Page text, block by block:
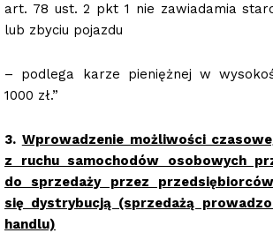
art. 78 ust. 2 pkt 1 nie zawiadamia
lub zbyciu pojazdu
– podlega karze pieniężnej w
1000 zł.”
3. Wprowadzenie możliwości
z ruchu samochodów osobowych
do sprzedaży przez
się dystrybucją (sprzedażą
handlu)